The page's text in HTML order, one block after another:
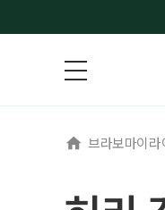
브라보마이라